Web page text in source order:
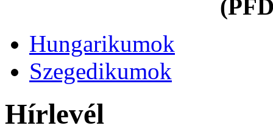
Hungarikumok
Szegedikumok
Hírlevél